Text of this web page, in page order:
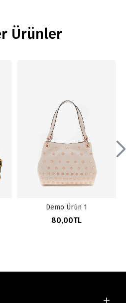
Ürünler
Demo Ürün 1
80,00TL